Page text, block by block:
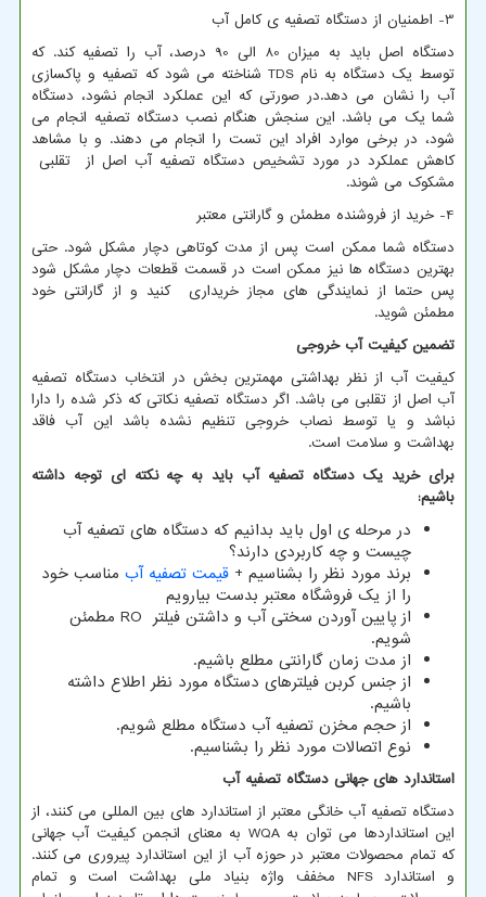
3- اطمنیان از دستگاه تصفیه ی کامل آب
دستگاه اصل باید به میزان 80 الی 90 درصد، آب را تصفیه کند. که
توسط یک دستگاه به نامTDS شناخته می شود که تصفیه و پاکسازی
آب را نشان می دهد.در صورتی که این عملکرد انجام نشود، دستگاه
شما یک می باشد. این سنجش هنگام نصب دستگاه تصفیه انجام می
شود، در برخی موارد افراد این تست را انجام می دهند. و با مشاهد
کاهش عملکرد در مورد تشخیص دستگاه تصفیه آب اصل از تقلبی
مشکوک می شوند.
4- خرید از فروشنده مطمئن و گارانتی معتبر
دستگاه شما ممکن است پس از مدت کوتاهی دچار مشکل شود. حتی
بهترین دستگاه ها نیز ممکن است در قسمت قطعات دچار مشکل شود
پس حتما از نمایندگی های مجاز خریداری کنید و از گارانتی خود
مطمئن شوید.
تضمین کیفیت آب خروجی
کیفیت آب از نظر بهداشتی مهمترین بخش در انتخاب دستگاه تصفیه
آب اصل از تقلبی می باشد. اگر دستگاه تصفیه نکاتی که ذکر شده را دارا
نباشد و یا توسط نصاب خروجی تنظیم نشده باشد این آب فاقد
بهداشت و سلامت است.
برای خرید یک دستگاه تصفیه آب باید به چه نکته ای توجه داشته
باشیم:
در مرحله ی اول باید بدانیم که دستگاه های تصفیه آب
چیست و چه کاربردی دارند؟
برند مورد نظر را بشناسیم + قیمت تصفیه آب مناسب خود
را از یک فروشگاه معتبر بدست بیارویم
از پایین آوردن سختی آب و داشتن فیلتر RO مطمئن
شویم.
از مدت زمان گارانتی مطلع باشیم.
از جنس کربن فیلترهای دستگاه مورد نظر اطلاع داشته
باشیم.
از حجم مخزن تصفیه آب دستگاه مطلع شویم.
نوع اتصالات مورد نظر را بشناسیم.
استاندارد های جهانی دستگاه تصفیه آب
دستگاه تصفیه آب خانگی معتبر از استاندارد های بین المللی می کنند، از
این استانداردها می توان به WQA به معنای انجمن کیفیت آب جهانی
که تمام محصولات معتبر در حوزه آب از این استاندارد پیروری می کنند.
و استانداردNFS مخفف واژه بنیاد ملی بهداشت است و تمام